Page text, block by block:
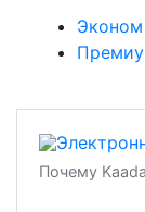
Эконом
Почему